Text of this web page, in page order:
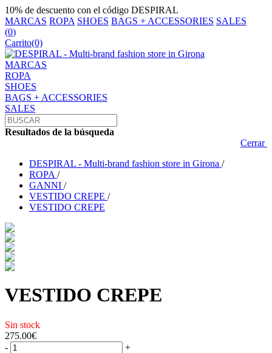
10% de descuento con el código DESPIRAL
MARCAS ROPA SHOES BAGS + ACCESSORIES SALES
(0)
Carrito(0)
MARCAS
ROPA
SHOES
BAGS + ACCESSORIES
SALES
Resultados de la búsqueda
Cerrar
DESPIRAL - Multi-brand fashion store in Girona /
ROPA /
GANNI /
VESTIDO CREPE /
VESTIDO CREPE
VESTIDO CREPE
Sin stock
275.00€
-
+